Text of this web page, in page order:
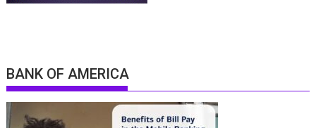
BANK OF AMERICA